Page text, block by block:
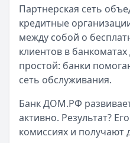
Партнерская сеть
кредитные
между собой о
клиентов в
простой: банки
сеть обслуживания.
Банк ДОМ.РФ
активно. Результат?
комиссиях и получают